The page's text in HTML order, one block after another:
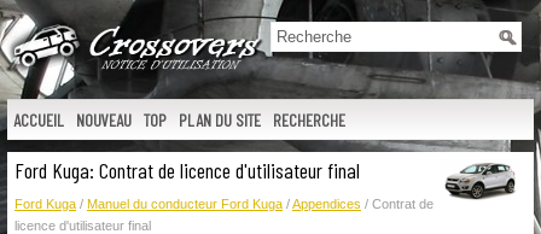
ACCUEIL NOUVEAU TOP PLAN DU SITE RECHERCHE
Ford Kuga: Contrat de licence d'utilisateur final
Ford Kuga / Manuel du conducteur Ford Kuga /Appendices / Contrat de
licence d'utilisateur final